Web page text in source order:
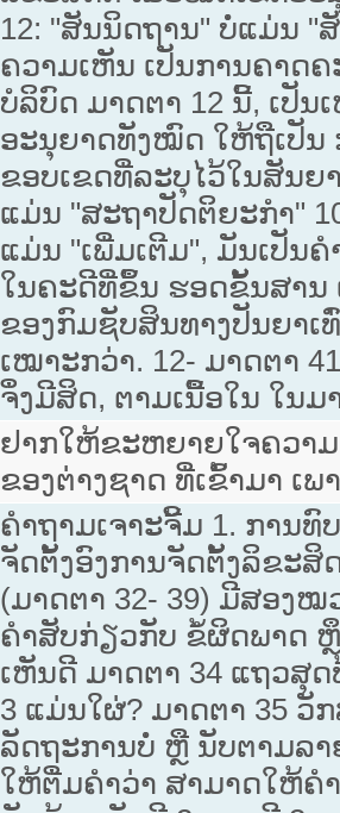
12: "ສັນນິດຖານ" ບໍ່ແມ່ນ
ຄວາມເຫັນ ເປັນການຄາດ
ບໍລິບົດ ມາດຕາ 12 ນີ້, ເປັ
ອະນຸຍາດທັງໝົດ ໃຫ້ຖືເປັນ
ຂອບເຂດທີ່ລະບຸໄວ້ໃນສັນຍ
ແມ່ນ "ສະຖາປັດຕິຍະກຳ"
ແມ່ນ "ເພີ່ມເຕີມ", ມັນເປັນ
ໃນຄະດີທີ່ຂຶ້ນ ຮອດຂັ້ນສານ
ຂອງກົມຊັບສິນທາງປັນຍາ
ເໝາະກວ່າ. 12- ມາດຕາ
ຈຶ່ງມີສິດ, ຕາມເນື້ອໃນ ໃນມ
ຢາກໃຫ້ຂະຫຍາຍໃຈຄວາມ
ຂອງຕ່າງຊາດ ທີ່ເຂົ້າມາ ເ
ຄໍາຖາມເຈາະຈີ້ມ 1. ການ
ຈັດຕັ້ງອົງການຈັດຕັ້ງລິຂະ
(ມາດຕາ 32- 39) ມີສອງ
ຄໍາສັບກ່ຽວກັບ ຂໍ້ຜິດພາດ
ເຫັນດີ ມາດຕາ 34 ແຖວສຸ
3 ແມ່ນໃຜ່? ມາດຕາ 35 ວັ
ລັດຖະການບໍ່ ຫຼື ນັບຕາມລາ
ໃຫ້ຕື່ມຄໍາວ່າ ສາມາດໃຫ້ຄໍ